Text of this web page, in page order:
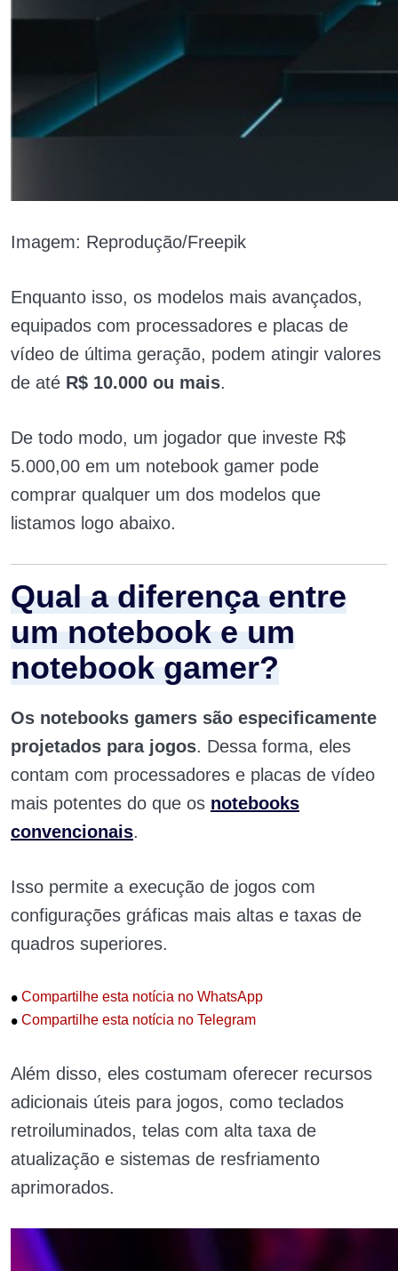
Imagem: Reprodução/Freepik
Enquanto isso, os modelos mais avançados,
equipados com processadores e placas de
vídeo de última geração, podem atingir valores
de até R$ 10.000 ou mais.
De todo modo, um jogador que investe R$
5.000,00 em um notebook gamer pode
comprar qualquer um dos modelos que
listamos logo abaixo.
Qual a diferença entre
um notebook e um
notebook gamer?
Os notebooks gamers são especificamente
projetados para jogos. Dessa forma, eles
contam com processadores e placas de vídeo
mais potentes do que os notebooks
convencionais.
Isso permite a execução de jogos com
configurações gráficas mais altas e taxas de
quadros superiores.
• Compartilhe esta notícia no WhatsApp
• Compartilhe esta notícia no Telegram
Além disso, eles costumam oferecer recursos
adicionais úteis para jogos, como teclados
retroiluminados, telas com alta taxa de
atualização e sistemas de resfriamento
aprimorados.